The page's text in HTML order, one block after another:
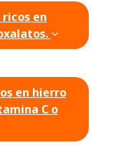
en
en hierro
C o